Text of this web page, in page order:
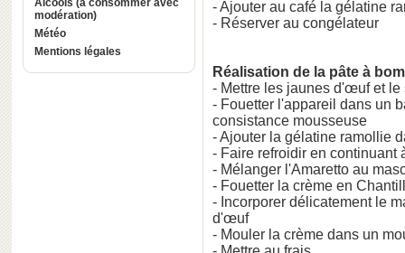
Alcools (à consommer avec
modération)
Météo
Mentions légales
- Ajouter au café la gélatine
- Réserver au congélateur
Réalisation de la pâte à
- Mettre les jaunes d'œuf et
- Fouetter l'appareil dans un
consistance mousseuse
- Ajouter la gélatine ramollie
- Faire refroidir en continuant
- Mélanger l'Amaretto au
- Fouetter la crème en
- Incorporer délicatement le
d'œuf
- Mouler la crème dans un